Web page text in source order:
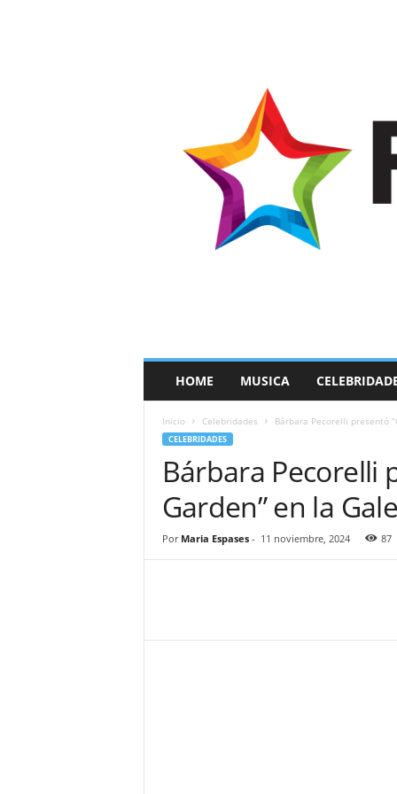
a
HOME MUSICA
Inicio Celebridades Bárbara Pecorelli presentó
CELEBRIDADES
Bárbara Pecorelli
Garden” en la
Por Maria Espases- 11 noviembre, 2024 87